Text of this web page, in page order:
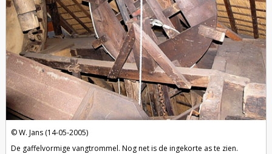
W. Jans (14-05-2005)
De gaffelvormige vangtrommel. Nog net is de ingekorte as te zien.